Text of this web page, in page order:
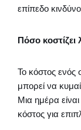
επίπεδο
Πόσο κοστίζει
Το κόστος
μπορεί να
Μια ημέρα
κόστος για